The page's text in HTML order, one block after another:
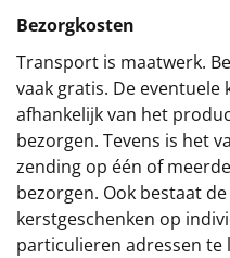
Bezorgkosten
Transport is maatwerk.
vaak gratis. De
afhankelijk van het
bezorgen. Tevens is het
zending op één of
bezorgen. Ook bestaat
kerstgeschenken op
particulieren adressen te